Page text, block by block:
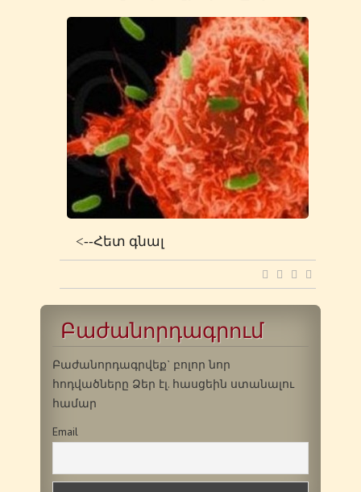
<--Հետ գնալ
Բաժանորդագրում
Բաժանորդագրվեք` բոլոր նոր
հոդվածները Ձեր էլ. հասցեին ստանալու
համար
Email